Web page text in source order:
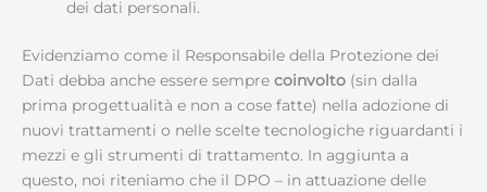
dei dati personali.
Evidenziamo come il Responsabile della Protezione dei
Dati debba anche essere sempre coinvolto (sin dalla
prima progettualità e non a cose fatte) nella adozione di
nuovi trattamenti o nelle scelte tecnologiche riguardanti i
mezzi e gli strumenti di trattamento. In aggiunta a
questo, noi riteniamo che il DPO – in attuazione delle